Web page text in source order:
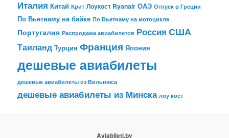
Италия Китай Крит Лоукост Ryanair ОАЭ Отпуск в Греции
По Вьетнаму на байке По Вьетнаму на мотоцикле
Португалия Распродажа авиабилетов Россия США
Таиланд Турция Франция Япония
дешевые авиабилеты
дешевые авиабилеты из Вильнюса
дешевые авиабилеты из Минска лоу кост
Aviabileti.by